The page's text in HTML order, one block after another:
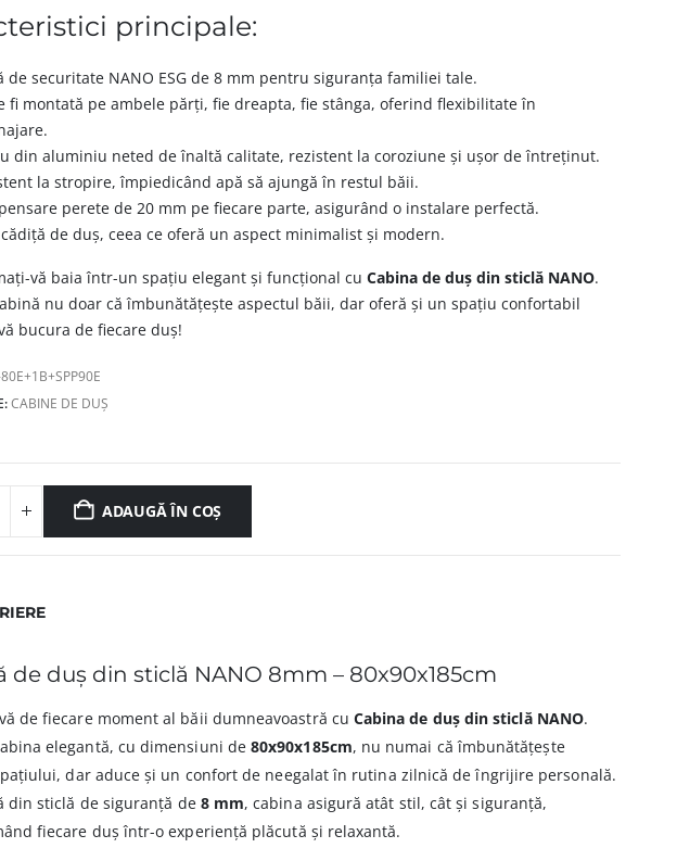
principale:
de securitate NANO ESG de 8 mm pentru siguranța familiei tale.
fi montată pe ambele părți, fie dreapta, fie stânga, oferind flexibilitate în
din aluminiu neted de înaltă calitate, rezistent la coroziune și ușor de întreținut.
la stropire, împiedicând apă să ajungă în restul băii.
perete de 20 mm pe fiecare parte, asigurând o instalare perfectă.
cădiță de duș, ceea ce oferă un aspect minimalist și modern.
vă baia într-un spațiu elegant și funcțional cuCabina de duș din sticlă NANO.
nu doar că îmbunătățește aspectul băii, dar oferă și un spațiu confortabil
bucura de fiecare duș!
CABINE DE DUȘ
ADAUGĂ ÎN COȘ
de duș din sticlă NANO 8mm – 80x90x185cm
de fiecare moment al băii dumneavoastră cu Cabina de duș din sticlă NANO.
elegantă, cu dimensiuni de80x90x185cm, nu numai că îmbunătățește
dar aduce și un confort de neegalat în rutina zilnică de îngrijire personală.
din sticlă de siguranță de 8 mm, cabina asigură atât stil, cât și siguranță,
fiecare duș într-o experiență plăcută și relaxantă.